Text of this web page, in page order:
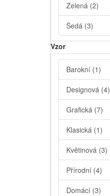
Zelená (2)
Šedá (3)
Vzor
Barokní (1)
Designová (4)
Grafická (7)
Klasická (1)
Květinová (3)
Přírodní (4)
Domácí (3)